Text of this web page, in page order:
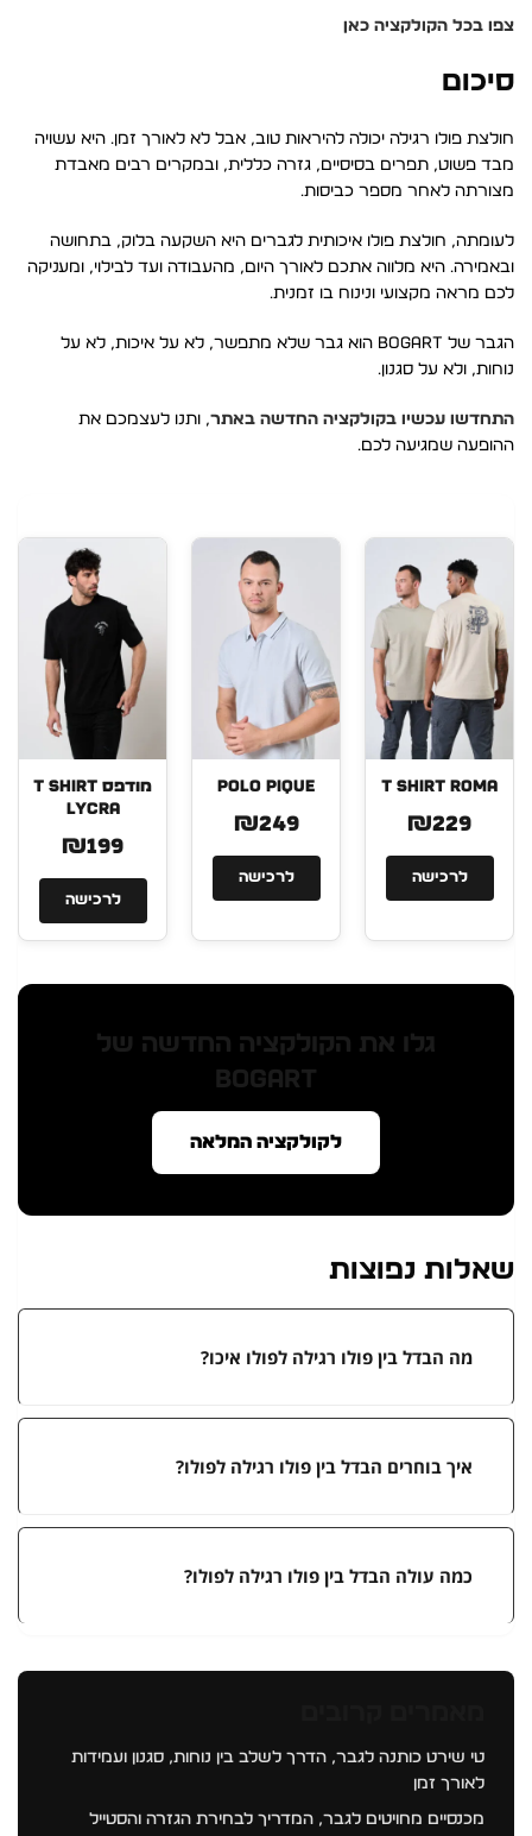
צפו בכל הקולקציה כאן
סיכום
חולצת פולו רגילה יכולה להיראות טוב, אבל לא לאורך זמן. היא עשויה
מבד פשוט, תפרים בסיסיים, גזרה כללית, ובמקרים רבים מאבדת
מצורתה לאחר מספר כביסות.
לעומתה, חולצת פולו איכותית לגברים היא השקעה בלוק, בתחושה
ובאמירה. היא מלווה אתכם לאורך היום, מהעבודה ועד לבילוי, ומעניקה
לכם מראה מקצועי ונינוח בו זמנית.
הגבר של BOGART הוא גבר שלא מתפשר, לא על איכות, לא על
נוחות, ולא על סגנון.
התחדשו עכשיו בקולקציה החדשה באתר, ותנו לעצמכם את
ההופעה שמגיעה לכם.
T SHIRT ROMA
₪229
לרכישה
POLO PIQUE
₪249
לרכישה
מודפס T SHIRT
LYCRA
₪199
לרכישה
גלו את הקולקציה החדשה של
BOGART
לקולקציה המלאה
שאלות נפוצות
מה הבדל בין פולו רגילה לפולו איכו?
איך בוחרים הבדל בין פולו רגילה לפולו?
כמה עולה הבדל בין פולו רגילה לפולו?
טי שירט כותנה לגבר, הדרך לשלב בין נוחות, סגנון ועמידות
לאורך זמן
מכנסיים מחויטים לגבר, המדריך לבחירת הגזרה והסטייל